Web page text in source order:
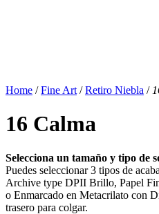
Home /Fine Art /Retiro Niebla /
16 Calma
Selecciona un tamaño y tipo de
Puedes seleccionar 3 tipos de
Archive type DPII Brillo, Papel
o Enmarcado en Metacrilato con
trasero para colgar.